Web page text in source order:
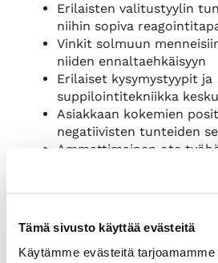
Tämä sivusto käyttää evästeitä
Käytämme evästeitä
Erilaisten valitustyylin
niihin sopiva
Vinkit solmuun
niiden ennaltaehkäisyyn
Erilaiset kysymystyypit ja
suppilointitekniikka
Asiakkaan kokemien
negatiivisten tunteiden
Ammattimainen ote
vahvuuksien
päätoimittajaTaina Parviainen,
kauppakamari